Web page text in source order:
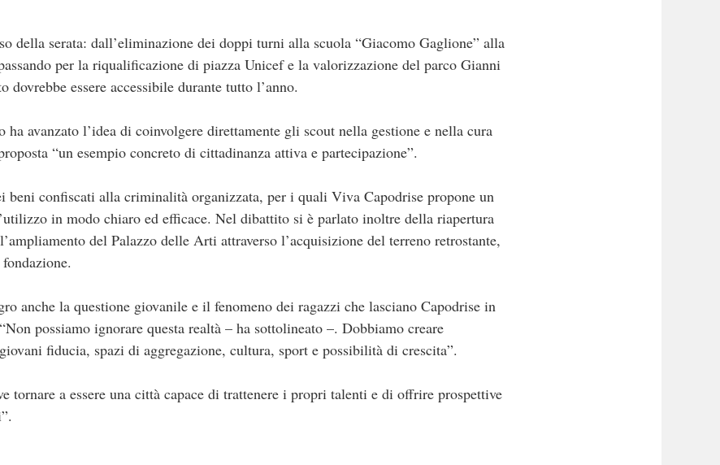
della serata: dall’eliminazione dei doppi turni alla scuola “Giacomo Gaglione” alla
per la riqualificazione di piazza Unicef e la valorizzazione del parco Gianni
dovrebbe essere accessibile durante tutto l’anno.
avanzato l’idea di coinvolgere direttamente gli scout nella gestione e nella cura
“un esempio concreto di cittadinanza attiva e partecipazione”.
beni confiscati alla criminalità organizzata, per i quali Viva Capodrise propone un
in modo chiaro ed efficace. Nel dibattito si è parlato inoltre della riapertura
del Palazzo delle Arti attraverso l’acquisizione del terreno retrostante,
anche la questione giovanile e il fenomeno dei ragazzi che lasciano Capodrise in
possiamo ignorare questa realtà – ha sottolineato –. Dobbiamo creare
fiducia, spazi di aggregazione, cultura, sport e possibilità di crescita”.
tornare a essere una città capace di trattenere i propri talenti e di offrire prospettive